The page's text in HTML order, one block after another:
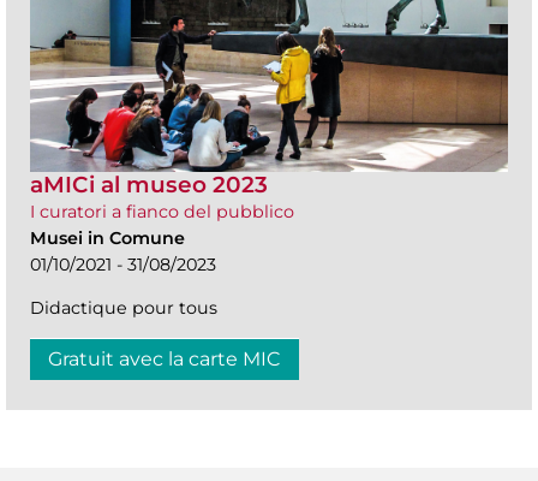
aMICi al museo 2023
I curatori a fianco del pubblico
Musei in Comune
01/10/2021 - 31/08/2023
Didactique pour tous
Gratuit avec la carte MIC